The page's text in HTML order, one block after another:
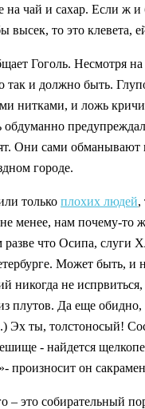
на чай и сахар. Если ж
высек, то это клевета,
Гоголь. Несмотря
так и должно быть.
нитками, и ложь
обдуманно
Они сами обманывают
городе.
только плохих людей,
менее, нам почему-
разве что Осипа, слуги
Может быть,
не
плутов. Да еще
Эх ты, толстоносый!
- найдется
произносит он
– это собирательный